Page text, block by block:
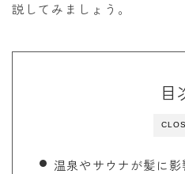
説してみましょう。
目
温泉やサウナが髪に